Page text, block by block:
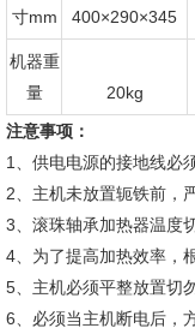
寸mm
400×290×345
机器重
量
20kg
注意事项：
1、供电电源的接地线必
2、主机未放置轭铁前，
3、滚珠轴承加热器温度
4、为了提高加热效率，
5、主机必须平整放置切
6、必须当主机断电后，